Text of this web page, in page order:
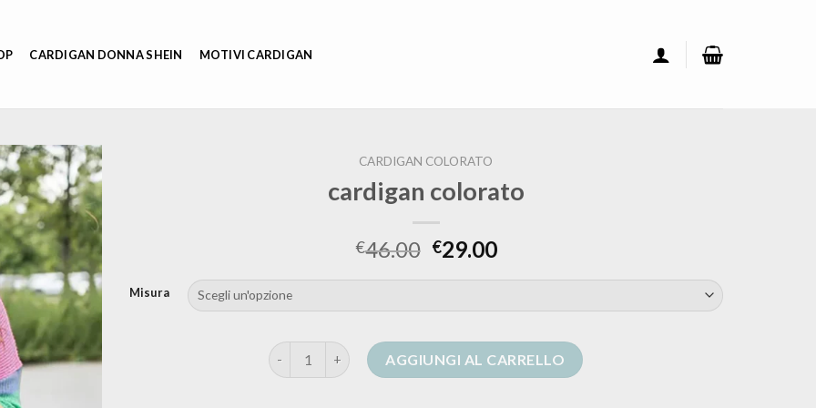
CARDIGAN DONNA SHEIN MOTIVI CARDIGAN
CARDIGAN COLORATO
cardigan colorato
€46.00 €29.00
Misura
cardigan colorato quantitàAGGIUNGI AL CARRELLO